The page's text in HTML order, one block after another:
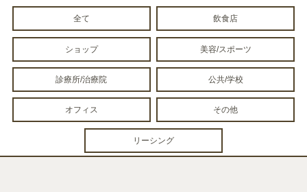
全て 飲食店
ショップ 美容/スポーツ
診療所/治療院 公共/学校
オフィス その他
リーシング